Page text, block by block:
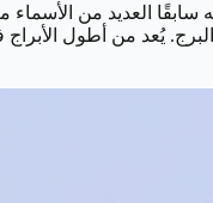
في الدوحة. كان يطلق عليه